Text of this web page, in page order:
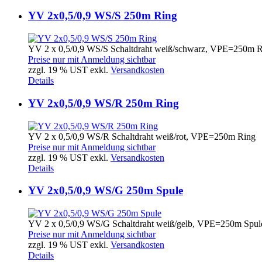
YV 2x0,5/0,9 WS/S 250m Ring
YV 2 x 0,5/0,9 WS/S Schaltdraht weiß/schwarz, VPE=250m
Preise nur mit Anmeldung sichtbar
zzgl. 19 % UST exkl. Versandkosten
Details
YV 2x0,5/0,9 WS/R 250m Ring
YV 2 x 0,5/0,9 WS/R Schaltdraht weiß/rot, VPE=250m Ring
Preise nur mit Anmeldung sichtbar
zzgl. 19 % UST exkl. Versandkosten
Details
YV 2x0,5/0,9 WS/G 250m Spule
YV 2 x 0,5/0,9 WS/G Schaltdraht weiß/gelb, VPE=250m
Preise nur mit Anmeldung sichtbar
zzgl. 19 % UST exkl. Versandkosten
Details